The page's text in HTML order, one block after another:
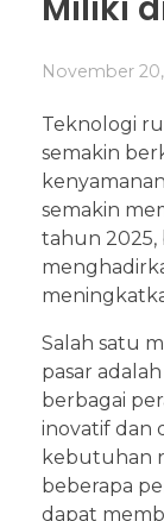
Miliki
November
Teknologi
semakin
semakin
tahun 2025,
Salah satu
pasar adalah
berbagai
inovatif dan
kebutuhan
beberapa
dapat